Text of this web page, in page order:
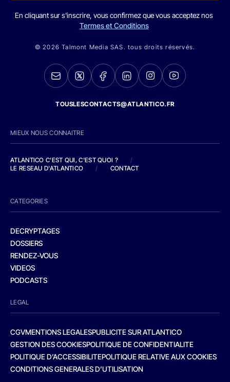
En cliquant sur s'inscrire, vous confirmez que vous acceptez nos
Termes et Conditions
© 2026 Talmont Media SAS. tous droits réservés.
TOUSLESCONTACTS@ATLANTICO.FR
MIEUX NOUS CONNAITRE
ATLANTICO C'EST QUI, C'EST QUOI ?
/
LE RESEAU D'ATLANTICO
/ CONTACT
CATEGORIES
DECRYPTAGES
DOSSIERS
RENDEZ-VOUS
VIDEOS
PODCASTS
LEGAL
CGVMENTIONS LEGALESPUBLICITE SUR ATLANTICO
GESTION DES COOKIESPOLITIQUE DE CONFIDENTIALITE
POLITIQUE D’ACCESSIBILITEPOLITIQUE RELATIVE AUX COOKIES
CONDITIONS GENERALES D’UTILISATION